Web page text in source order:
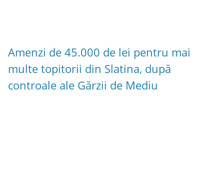
Amenzi de 45.000 de lei pentru mai
multe topitorii din Slatina, după
controale ale Gărzii de Mediu